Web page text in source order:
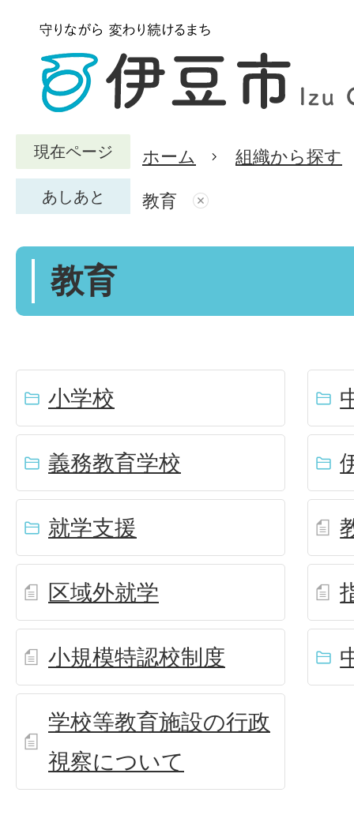
現在ページ ホーム 組織から探す
あしあと 教育
教育
小学校
義務教育学校
就学支援
区域外就学
小規模特認校制度
学校等教育施設の行政
視察について